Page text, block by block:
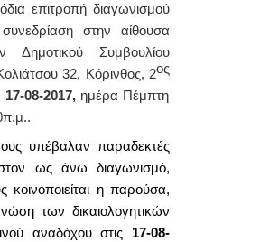
επιτροπή διαγωνισμού
στην αίθουσα
Δημοτικού Συμβουλίου
32, Κόρινθος, 2ος
17-08-2017, ημέρα Πέμπτη
υπέβαλαν παραδεκτές
ως άνω διαγωνισμό,
κοινοποιείται η παρούσα,
των δικαιολογητικών
αναδόχου στις 17-08-